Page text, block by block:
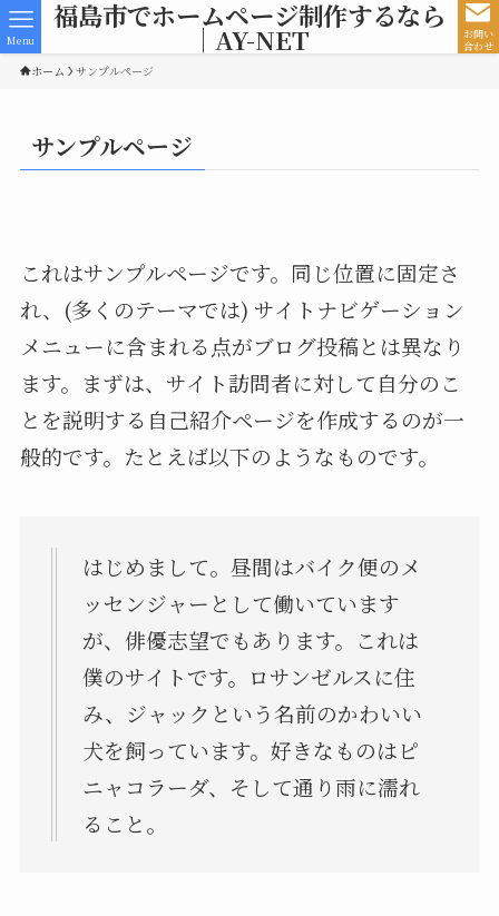
福島市でホームページ制作するなら
｜AY-NET お問い
合わせ
Menu
ホーム サンプルページ
サンプルページ
これはサンプルページです。同じ位置に固定さ
れ、(多くのテーマでは) サイトナビゲーション
メニューに含まれる点がブログ投稿とは異なり
ます。まずは、サイト訪問者に対して自分のこ
とを説明する自己紹介ページを作成するのが一
般的です。たとえば以下のようなものです。
はじめまして。昼間はバイク便のメ
ッセンジャーとして働いています
が、俳優志望でもあります。これは
僕のサイトです。ロサンゼルスに住
み、ジャックという名前のかわいい
犬を飼っています。好きなものはピ
ニャコラーダ、そして通り雨に濡れ
ること。